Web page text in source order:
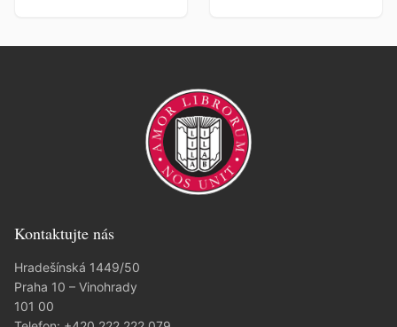
Kontaktujte nás
Hradešínská 1449/50
Praha 10 – Vinohrady
101 00